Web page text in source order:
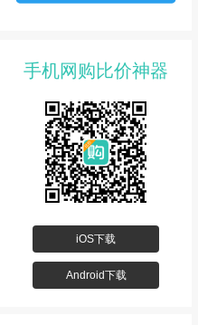
手机网购比价神器
iOS下载
Android下载